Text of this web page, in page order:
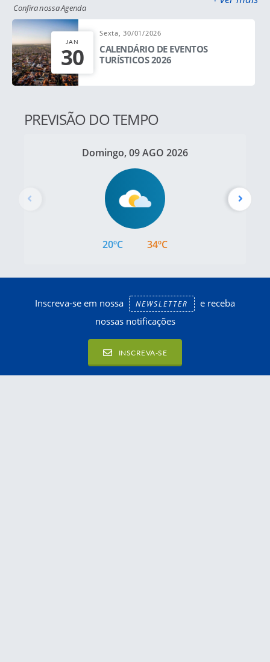
Confira nossa Agenda
JAN
30
Sexta, 30/01/2026
CALENDÁRIO DE EVENTOS
TURÍSTICOS 2026
PREVISÃO DO TEMPO
Domingo, 09 AGO 2026
20ºC 34ºC
Inscreva-se em nossa NEWSLETTER
e receba
nossas notificações
INSCREVA-SE